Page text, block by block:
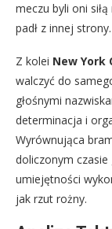
meczu byli oni
padł z innej strony.
Z kolei New York
walczyć do
głośnymi
determinacja i
Wyrównująca
doliczonym czasie
umiejętności
jak rzut rożny.